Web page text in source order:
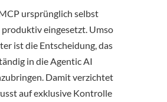
ursprünglich selbst
eingesetzt. Umso
ist die Entscheidung, das
in die Agentic AI
Damit verzichtet
auf exklusive Kontrolle